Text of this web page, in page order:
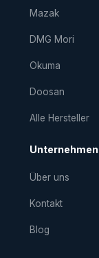
Mazak
DMG Mori
Okuma
Doosan
Alle Hersteller
Unternehmen
Über uns
Kontakt
Blog